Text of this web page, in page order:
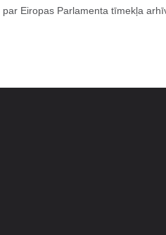
Eiropas Parlamenta tīmekļa